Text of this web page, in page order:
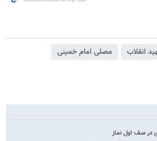
انقلاب
مصلی امام خمینی
در صف اول نماز